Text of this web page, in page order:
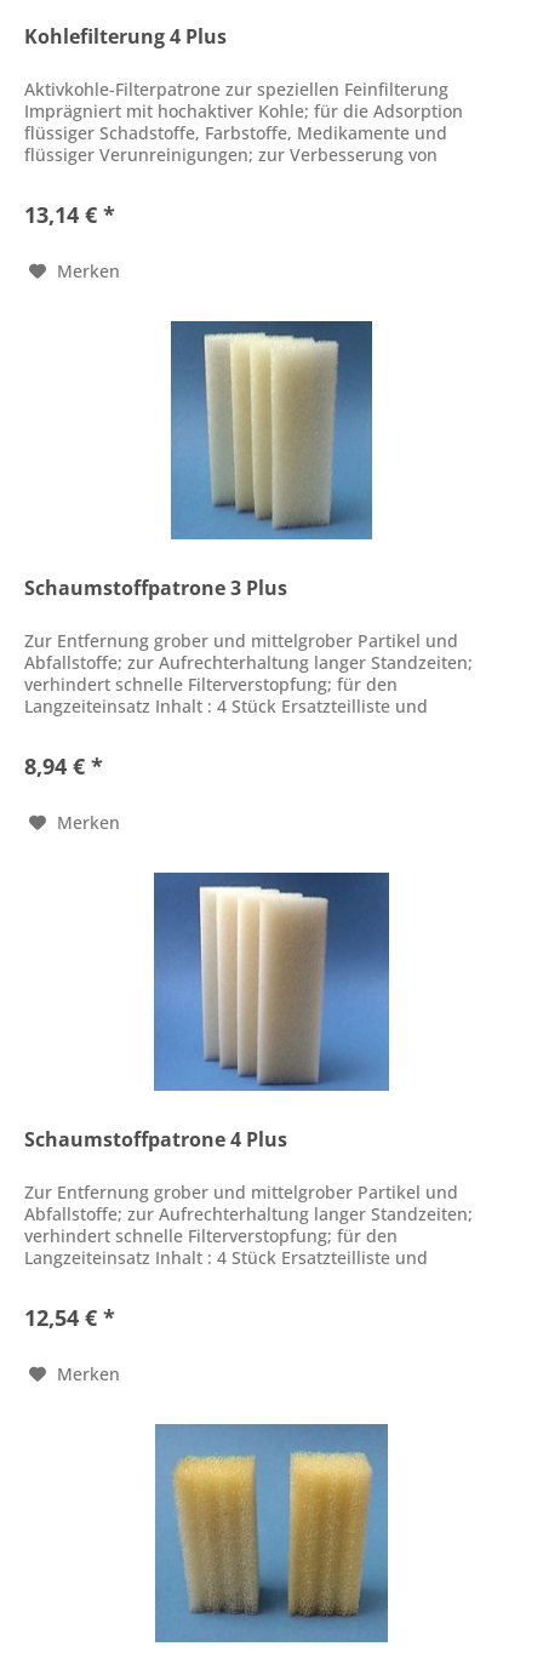
Kohlefilterung 4 Plus
Aktivkohle-Filterpatrone zur speziellen Feinfilterung
Imprägniert mit hochaktiver Kohle; für die Adsorption
flüssiger Schadstoffe, Farbstoffe, Medikamente und
flüssiger Verunreinigungen; zur Verbesserung von
13,14 € *
Merken
Schaumstoffpatrone 3 Plus
Zur Entfernung grober und mittelgrober Partikel und
Abfallstoffe; zur Aufrechterhaltung langer Standzeiten;
verhindert schnelle Filterverstopfung; für den
Langzeiteinsatz Inhalt : 4 Stück Ersatzteilliste und
8,94 € *
Merken
Schaumstoffpatrone 4 Plus
Zur Entfernung grober und mittelgrober Partikel und
Abfallstoffe; zur Aufrechterhaltung langer Standzeiten;
verhindert schnelle Filterverstopfung; für den
Langzeiteinsatz Inhalt : 4 Stück Ersatzteilliste und
12,54 € *
Merken